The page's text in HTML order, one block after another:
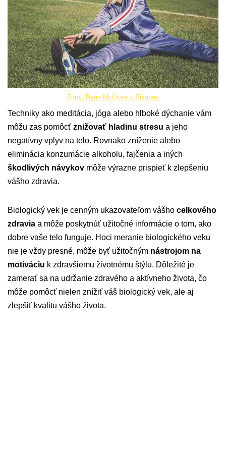
Zdroj: Ryan McGuire z Pixabay
Techniky ako meditácia, jóga alebo hlboké dýchanie vám
môžu zas pomôcť znižovať hladinu stresu a jeho
negatívny vplyv na telo. Rovnako zníženie alebo
eliminácia konzumácie alkoholu, fajčenia a iných
škodlivých návykov môže výrazne prispieť k zlepšeniu
vášho zdravia.
Biologický vek je cenným ukazovateľom vášho celkového
zdravia a môže poskytnúť užitočné informácie o tom, ako
dobre vaše telo funguje. Hoci meranie biologického veku
nie je vždy presné, môže byť užitočným nástrojom na
motiváciu k zdravšiemu životnému štýlu. Dôležité je
zamerať sa na udržanie zdravého a aktívneho života, čo
môže pomôcť nielen znížiť váš biologický vek, ale aj
zlepšiť kvalitu vášho života.